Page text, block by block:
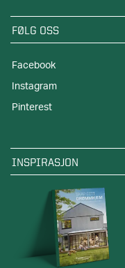
FØLG OSS
Facebook
Instagram
Pinterest
INSPIRASJON